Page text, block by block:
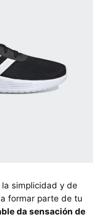
simplicidad y de
formar parte de tu
da sensación de